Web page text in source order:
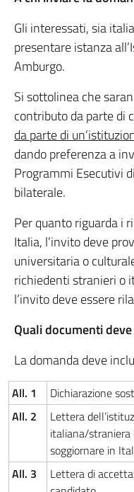
Gli interessati, sia
presentare istanza
Amburgo.
Si sottolinea che
contributo da parte di
da parte di
dando preferenza a
Programmi Esecutivi
bilaterale.
Per quanto riguarda i
Italia, l’invito deve
universitaria o
richiedenti stranieri o
l’invito deve essere
Quali documenti
La domanda deve
All. 1
Dichiarazione
All. 2
Lettera
italiana/
soggiornare in
All. 3
Lettera di